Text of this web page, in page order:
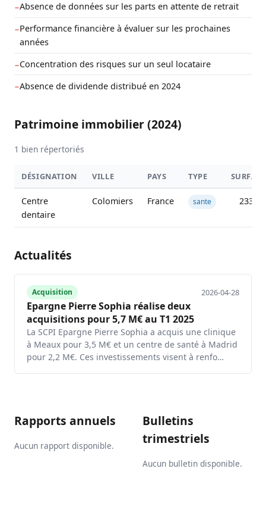
−Absence de données sur les parts en attente de retrait
−Performance financière à évaluer sur les prochaines
années
−Concentration des risques sur un seul locataire
−Absence de dividende distribué en 2024
Patrimoine immobilier (2024)
1 bien répertoriés
DÉSIGNATION VILLE PAYS TYPE SURFACE
Centre
dentaire
Colomiers France sante 233 m²
Actualités
Acquisition 2026-04-28
Epargne Pierre Sophia réalise deux
acquisitions pour 5,7 M€ au T1 2025
La SCPI Epargne Pierre Sophia a acquis une clinique
à Meaux pour 3,5 M€ et un centre de santé à Madrid
pour 2,2 M€. Ces investissements visent à renfo…
Rapports annuels
Aucun rapport disponible.
Bulletins
trimestriels
Aucun bulletin disponible.